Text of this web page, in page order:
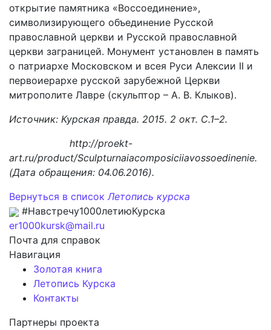
открытие памятника «Воссоединение»,
символизирующего объединение Русской
православной церкви и Русской православной
церкви заграницей. Монумент установлен в память
о патриархе Московском и всея Руси Алексии II и
первоиерархе русской зарубежной Церкви
митрополите Лавре (скульптор – А. В. Клыков).
Источник: Курская правда. 2015. 2 окт. С.1–2.
http://proekt-
art.ru/product/Sculpturnaiacomposiciiavossoedinenie.
(Дата обращения: 04.06.2016).
Вернуться в списокЛетопись курска
#Навстречу1000летиюКурска
er1000kursk@mail.ru
Почта для справок
Навигация
Золотая книга
Летопись Курска
Контакты
Партнеры проекта